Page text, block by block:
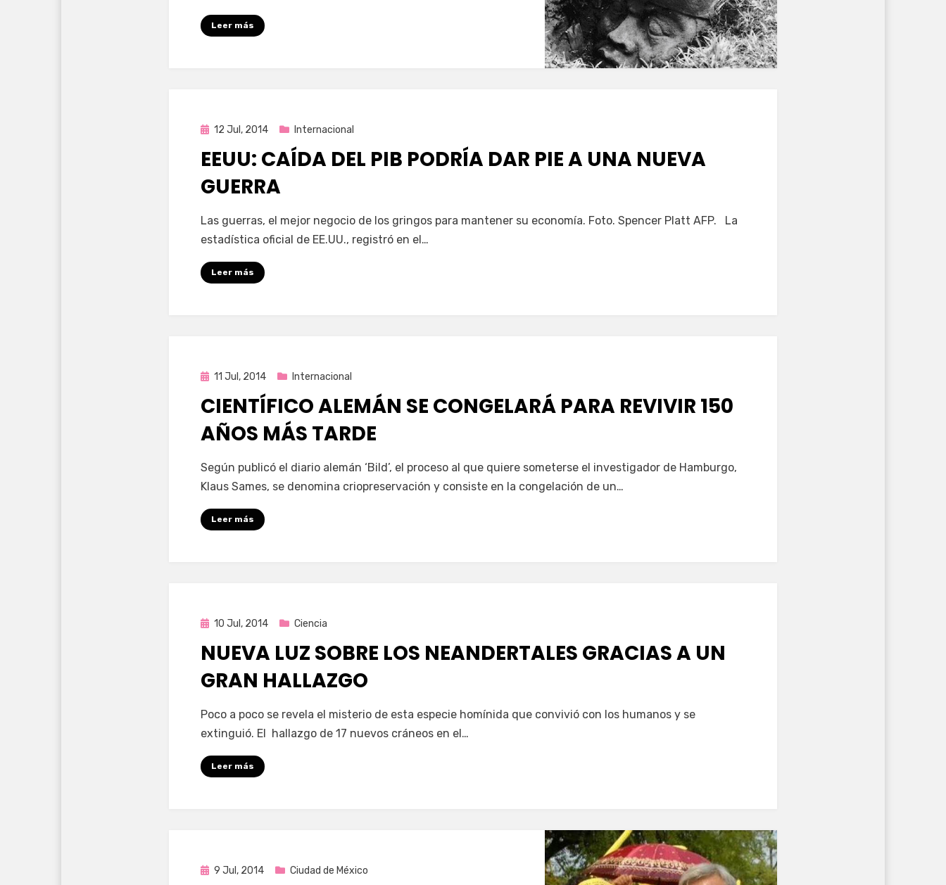
Leer más
Publicada
12 Jul, 2014 Internacional
EEUU: CAÍDA DEL PIB PODRÍA DAR PIE A UNA NUEVA
GUERRA
por Enrique
Las guerras, el mejor negocio de los gringos para mantener su economía. Foto. Spencer Platt AFP. La
estadística oficial de EE.UU., registró en el…
Leer más
Publicada
11 Jul, 2014 Internacional
CIENTÍFICO ALEMÁN SE CONGELARÁ PARA REVIVIR 150
AÑOS MÁS TARDE
porEnrique
Según publicó el diario alemán ‘Bild’, el proceso al que quiere someterse el investigador de Hamburgo,
Klaus Sames, se denomina criopreservación y consiste en la congelación de un…
Leer más
Publicada
10 Jul, 2014 Ciencia
NUEVA LUZ SOBRE LOS NEANDERTALES GRACIAS A UN
GRAN HALLAZGO
porEnrique
Poco a poco se revela el misterio de esta especie homínida que convivió con los humanos y se
extinguió. El hallazgo de 17 nuevos cráneos en el…
Leer más
Publicada
9 Jul, 2014 Ciudad de México